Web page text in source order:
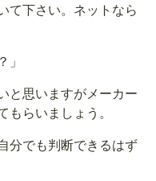
て下さい。ネットなら
」
と思いますがメーカー
もらいましょう。
分でも判断できるはず